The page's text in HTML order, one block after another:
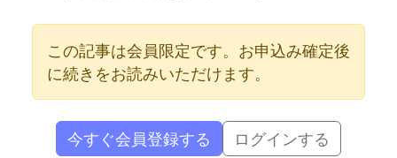
この記事は会員限定です。お申込み確定後
に続きをお読みいただけます。
今すぐ会員登録する ログインする